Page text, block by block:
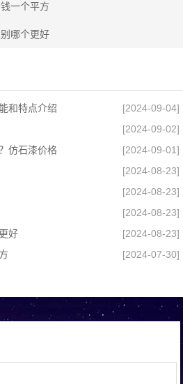
一个平方
哪个更好
和特点介绍
[2024-09-04]
[2024-09-02]
仿石漆价格
[2024-09-01]
[2024-08-23]
[2024-08-23]
[2024-08-23]
好
[2024-08-23]
[2024-07-30]